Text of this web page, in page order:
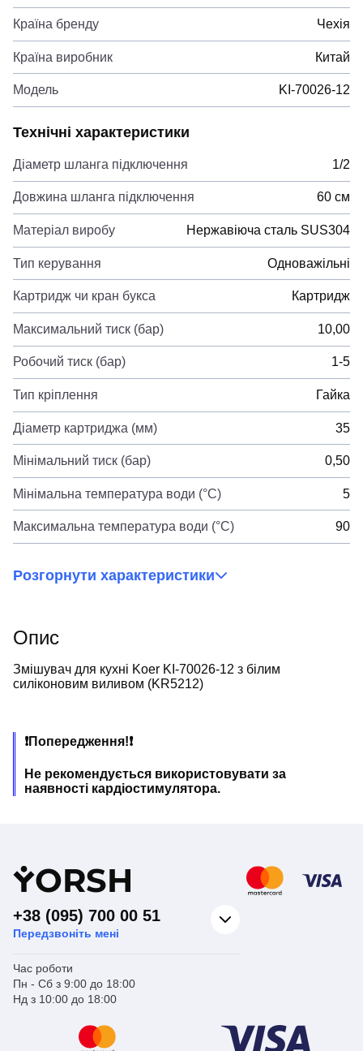
Країна бренду Чехія
Країна виробник Китай
Модель KI-70026-12
Технічні характеристики
Діаметр шланга підключення 1/2
Довжина шланга підключення 60 см
Матеріал виробу Нержавіюча сталь SUS304
Тип керування Одноважільні
Картридж чи кран букса Картридж
Максимальний тиск (бар) 10,00
Робочий тиск (бар) 1-5
Тип кріплення Гайка
Діаметр картриджа (мм) 35
Мінімальний тиск (бар) 0,50
Мінімальна температура води (°C) 5
Максимальна температура води (°C) 90
Розгорнути характеристики
Опис
Змішувач для кухні Koer KI-70026-12 з білим
силіконовим виливом (KR5212)
❗Попередження!❗
Не рекомендується використовувати за
наявності кардіостимулятора.
YORSH
+38 (095) 700 00 51
Передзвоніть мені
Час роботи
Пн - Сб з 9:00 до 18:00
Нд з 10:00 до 18:00